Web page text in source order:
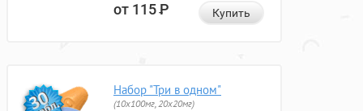
от 115Р Купить
Набор "Три в одном"
(10x100мг, 20x20мг)